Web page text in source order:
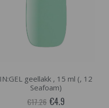
IN:GEL geellakk , 15 ml (, 12
Seafoam)
€17.26 €4.9